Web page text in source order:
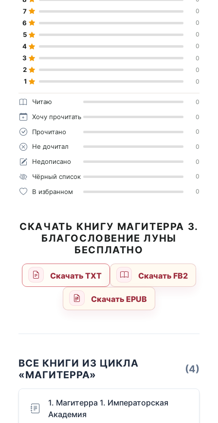
7 0
6 0
5 0
4 0
3 0
2 0
1 0
Читаю 0
Хочу прочитать 0
Прочитано 0
Не дочитал 0
Недописано 0
Чёрный список 0
В избранном 0
СКАЧАТЬ КНИГУ МАГИТЕРРА 3.
БЛАГОСЛОВЕНИЕ ЛУНЫ
БЕСПЛАТНО
Скачать TXT Скачать FB2
Скачать EPUB
ВСЕ КНИГИ ИЗ ЦИКЛА
«МАГИТЕРРА»
(4)
1. Магитерра 1. Императорская
Академия